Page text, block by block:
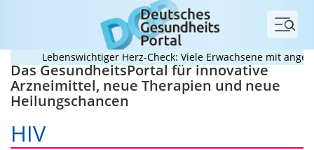
Menü
Lebenswichtiger Herz-Check: Viele Erwachsene mit
Das GesundheitsPortal für innovative
Arzneimittel, neue Therapien und neue
Heilungschancen
HIV